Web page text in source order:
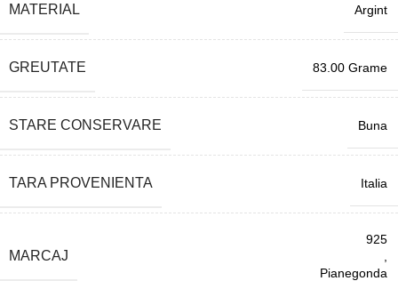
MATERIAL Argint
GREUTATE 83.00 Grame
STARE CONSERVARE Buna
TARA PROVENIENTA Italia
MARCAJ
925
Pianegonda